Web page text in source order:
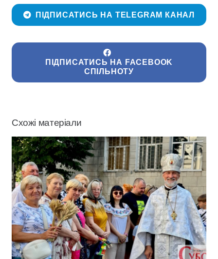
ПІДПИСАТИСЬ НА TELEGRAM КАНАЛ
ПІДПИСАТИСЬ НА FACEBOOK
СПІЛЬНОТУ
Схожі матеріали